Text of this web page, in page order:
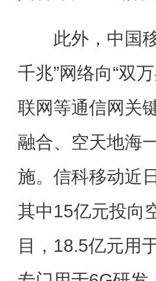
此外，中国移
千兆”网络向“双
联网等通信网关
融合、空天地海
施。信科移动近
其中15亿元投向
目，18.5亿元用